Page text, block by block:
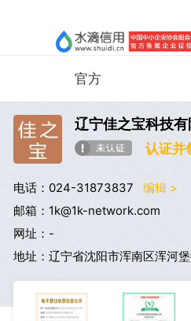
官方
辽宁佳之宝科技有
认证并
电话：024-31873837
编辑 >
邮箱：1k@1k-network.com
网址：-
地址：辽宁省沈阳市浑南区浑河